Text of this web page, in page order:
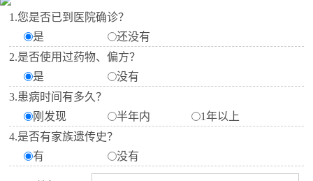
1.您是否已到医院确诊？
是
还没有
2.是否使用过药物、偏方？
是
没有
3.患病时间有多久？
刚发现
半年内
1年以上
4.是否有家族遗传史？
有
没有